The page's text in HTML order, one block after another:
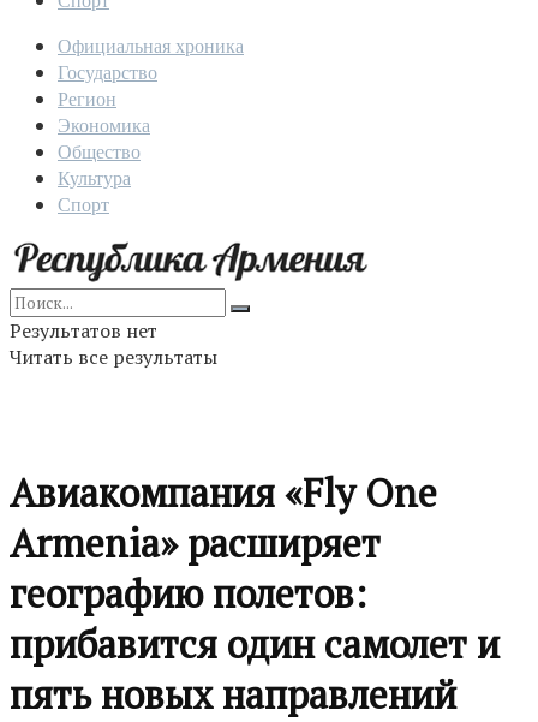
Официальная хроника
Государство
Регион
Экономика
Общество
Культура
Спорт
Результатов нет
Читать все результаты
Авиакомпания «Fly One
Armenia» расширяет
географию полетов:
прибавится один самолет и
пять новых направлений